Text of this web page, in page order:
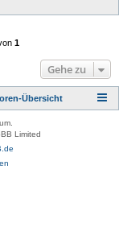
1
Gehe zu
Übersicht
Limited